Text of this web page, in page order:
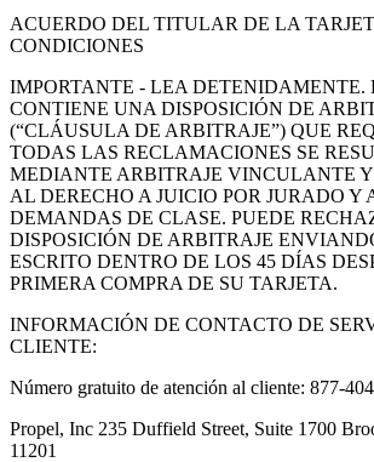
ACUERDO DEL TITULAR DE LA
CONDICIONES
IMPORTANTE - LEA DETENIDAMENTE.
CONTIENE UNA DISPOSICIÓN DE
(“CLÁUSULA DE ARBITRAJE”) QUE
TODAS LAS RECLAMACIONES SE
MEDIANTE ARBITRAJE VINCULANTE
AL DERECHO A JUICIO POR JURADO Y
DEMANDAS DE CLASE. PUEDE
DISPOSICIÓN DE ARBITRAJE
ESCRITO DENTRO DE LOS 45 DÍAS
PRIMERA COMPRA DE SU TARJETA.
INFORMACIÓN DE CONTACTO DE
CLIENTE:
Número gratuito de atención al cliente: 877-
Propel, Inc 235 Duffield Street, Suite 1700
11201